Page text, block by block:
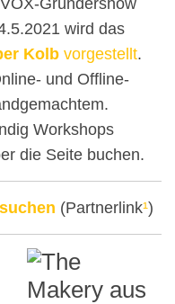
Gründershow
wird das
Kolb vorgestellt.
und Offline-
Workshops
die Seite buchen.
(Partnerlink¹)